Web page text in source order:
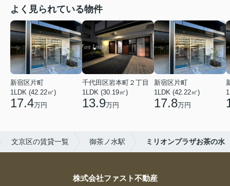
よく見られている物件
新宿区片町
1LDK (42.22㎡)
17.4万円
千代田区岩本町２丁目
1LDK (30.19㎡)
13.9万円
新宿区片町
1LDK (42.22㎡)
17.8万円
文京区の賃貸一覧 御茶ノ水駅 ミリオンプラザお茶の水
株式会社ファスト不動産